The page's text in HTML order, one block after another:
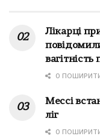
Лікарці
вагітність
0
Мессі
ліг
0